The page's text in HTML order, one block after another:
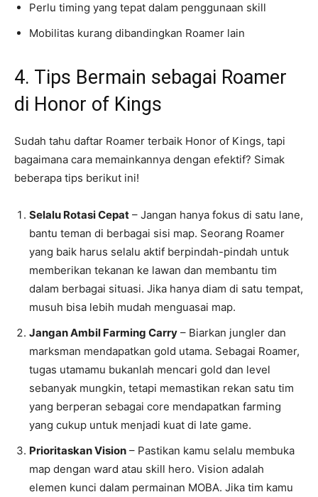
Perlu timing yang tepat dalam penggunaan skill
Mobilitas kurang dibandingkan Roamer lain
4. Tips Bermain sebagai Roamer
di Honor of Kings
Sudah tahu daftar Roamer terbaik Honor of Kings, tapi
bagaimana cara memainkannya dengan efektif? Simak
beberapa tips berikut ini!
Selalu Rotasi Cepat – Jangan hanya fokus di satu lane,
bantu teman di berbagai sisi map. Seorang Roamer
yang baik harus selalu aktif berpindah-pindah untuk
memberikan tekanan ke lawan dan membantu tim
dalam berbagai situasi. Jika hanya diam di satu tempat,
musuh bisa lebih mudah menguasai map.
Jangan Ambil Farming Carry – Biarkan jungler dan
marksman mendapatkan gold utama. Sebagai Roamer,
tugas utamamu bukanlah mencari gold dan level
sebanyak mungkin, tetapi memastikan rekan satu tim
yang berperan sebagai core mendapatkan farming
yang cukup untuk menjadi kuat di late game.
Prioritaskan Vision – Pastikan kamu selalu membuka
map dengan ward atau skill hero. Vision adalah
elemen kunci dalam permainan MOBA. Jika tim kamu